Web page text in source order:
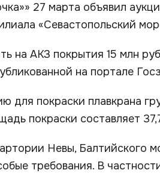
27 марта объявил
«Севастопольский
на АКЗ покрытия 15 млн
на портале
для покраски плавкрана
покраски составляет
Невы, Балтийского
требования. В